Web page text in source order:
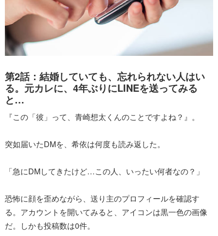
第2話：結婚していても、忘れられない人はい
る。元カレに、4年ぶりにLINEを送ってみる
と…
『この「彼」って、青崎想太くんのことですよね？』。
突如届いたDMを、希依は何度も読み返した。
「急にDMしてきたけど…この人、いったい何者なの？」
恐怖に顔を歪めながら、送り主のプロフィールを確認す
る。アカウントを開いてみると、アイコンは黒一色の画像
だ。しかも投稿数は0件。